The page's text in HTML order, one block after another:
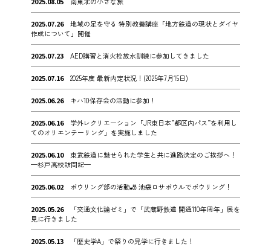
2025.07.26
地域の足を守る 特別教養講座「地方鉄道の現状とダイヤ
作成について」開催
2025.07.23 AED講習と消火栓放水訓練に参加してきました
2025.07.16 2025年度 最新内定状況！(2025年7月15日)
2025.06.26 キハ10保存会の活動に参加！
2025.06.16
学外レクリエーション「JR東日本”都区内パス”を利用し
てのオリエンテーリング」を実施しました
2025.06.10
東武鉄道に魅せられた学生と共に進路決定のご挨拶へ！
—杉戸高校訪問記—
2025.06.02 ボウリング部の活動🎳 池袋ロサボウルでボウリング！
2025.05.26
「交通文化論ゼミ」で「武蔵野鉄道 開通110年周年」展を
見に行きました
2025.05.13 「歴史学A」で祭りの見学に行きました！